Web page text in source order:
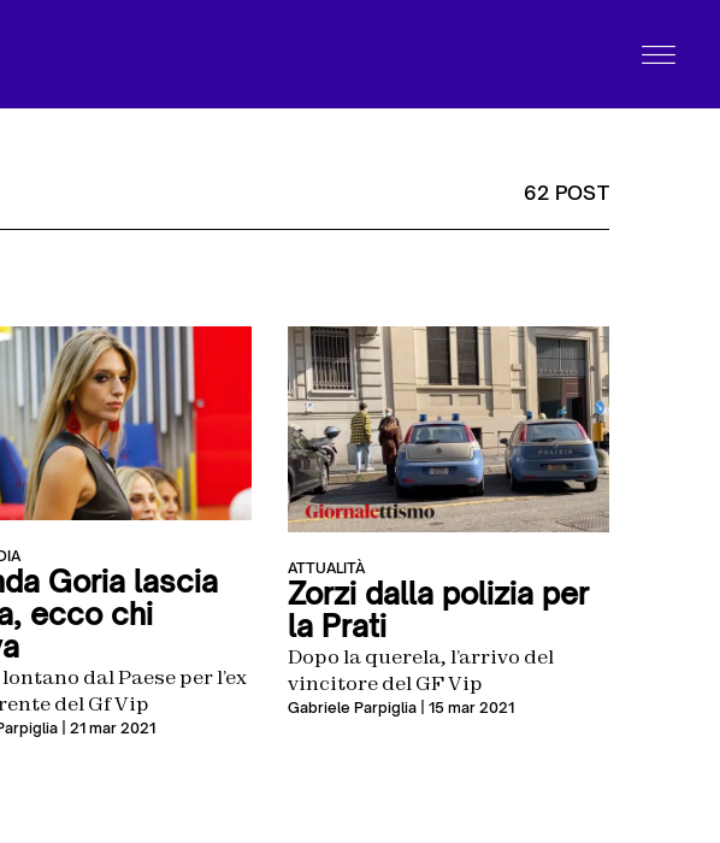
62 POST
Goria lascia
ecco chi
dal Paese per l’ex
del Gf Vip
| 21 mar 2021
ATTUALITÀ
Zorzi dalla polizia per
la Prati
Dopo la querela, l’arrivo del
vincitore del GF Vip
Gabriele Parpiglia| 15 mar 2021